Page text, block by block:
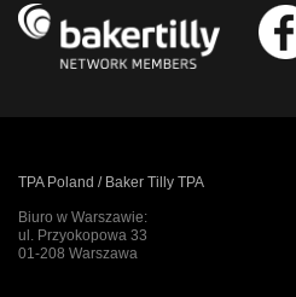
TPA Poland / Baker Tilly TPA
Biuro w Warszawie:
ul. Przyokopowa 33
01-208 Warszawa